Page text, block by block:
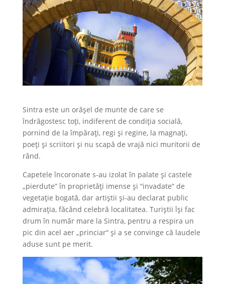
Sintra este un orășel de munte de care se
îndrăgostesc toți, indiferent de condiția socială,
pornind de la împărați, regi și regine, la magnați,
poeți și scriitori și nu scapă de vrajă nici muritorii de
rând.
Capetele încoronate s-au izolat în palate și castele
„pierdute” în proprietăți imense și “invadate” de
vegetație bogată, dar artiștii și-au declarat public
admirația, făcând celebră localitatea. Turiștii își fac
drum în număr mare la Sintra, pentru a respira un
pic din acel aer „princiar“ și a se convinge că laudele
aduse sunt pe merit.